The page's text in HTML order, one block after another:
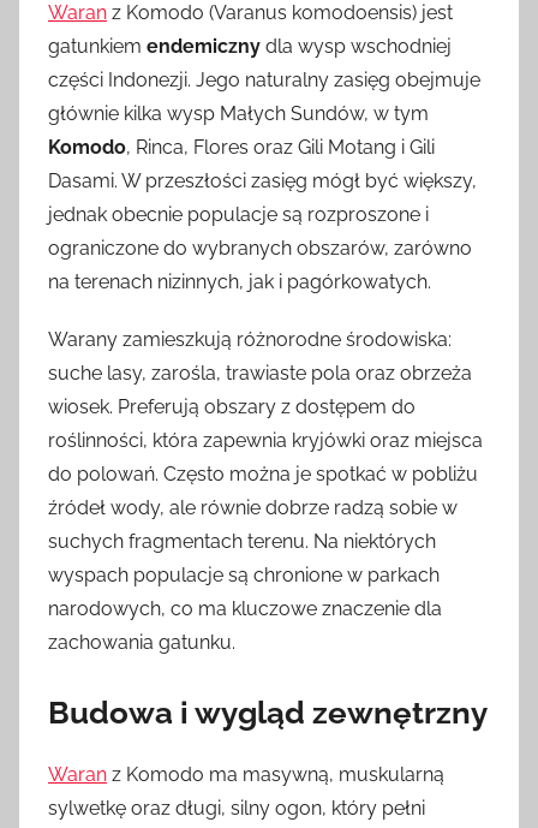
Waran z Komodo (Varanus komodoensis) jest
gatunkiem endemiczny dla wysp wschodniej
części Indonezji. Jego naturalny zasięg obejmuje
głównie kilka wysp Małych Sundów, w tym
Komodo, Rinca, Flores oraz Gili Motang i Gili
Dasami. W przeszłości zasięg mógł być większy,
jednak obecnie populacje są rozproszone i
ograniczone do wybranych obszarów, zarówno
na terenach nizinnych, jak i pagórkowatych.
Warany zamieszkują różnorodne środowiska:
suche lasy, zarośla, trawiaste pola oraz obrzeża
wiosek. Preferują obszary z dostępem do
roślinności, która zapewnia kryjówki oraz miejsca
do polowań. Często można je spotkać w pobliżu
źródeł wody, ale równie dobrze radzą sobie w
suchych fragmentach terenu. Na niektórych
wyspach populacje są chronione w parkach
narodowych, co ma kluczowe znaczenie dla
zachowania gatunku.
Budowa i wygląd zewnętrzny
Waran z Komodo ma masywną, muskularną
sylwetkę oraz długi, silny ogon, który pełni